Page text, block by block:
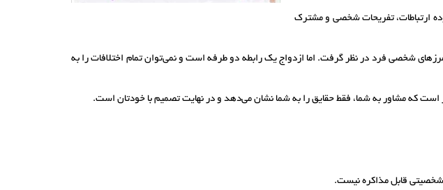
ارتباطات، تفریحات شخصی و مشترک
شخصی فرد در نظر گرفت. اما ازدواج یک رابطه دو طرفه است و نمی‌توان تمام اختلافات را به
که مشاور به شما، فقط حقایق را به شما نشان می‌دهد و در نهایت تصمیم با خودتان است.
شخصیتی قابل مذاکره نیست.